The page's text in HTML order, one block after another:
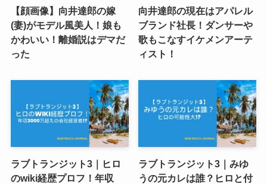
【顔画像】向井達郎の嫁
(妻)がモデル風美人！娘も
かわいい！離婚説はデマだ
った
向井達郎の現在はアパレル
ブランド社長！ダンサーや
歌もこなすイケメンアーテ
ィスト！
ラブトランジット3｜ヒロ
のwiki経歴プロフ！年収
ラブトランジット3｜みゆ
うの元カレは誰？ヒロと付